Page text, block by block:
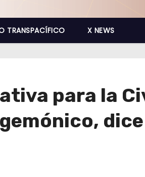
TRANSPACÍFICO X NEWS
para la